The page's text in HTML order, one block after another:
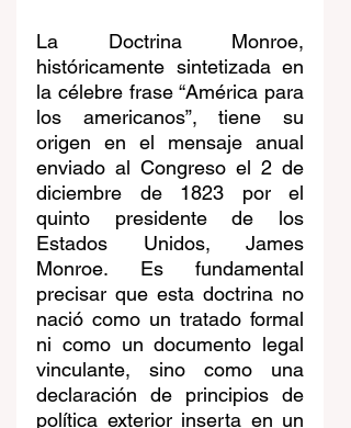
La Doctrina Monroe,
históricamente sintetizada en
la célebre frase “América para
los americanos”, tiene su
origen en el mensaje anual
enviado al Congreso el 2 de
diciembre de 1823 por el
quinto presidente de los
Estados Unidos, James
Monroe. Es fundamental
precisar que esta doctrina no
nació como un tratado formal
ni como un documento legal
vinculante, sino como una
declaración de principios de
política exterior inserta en un